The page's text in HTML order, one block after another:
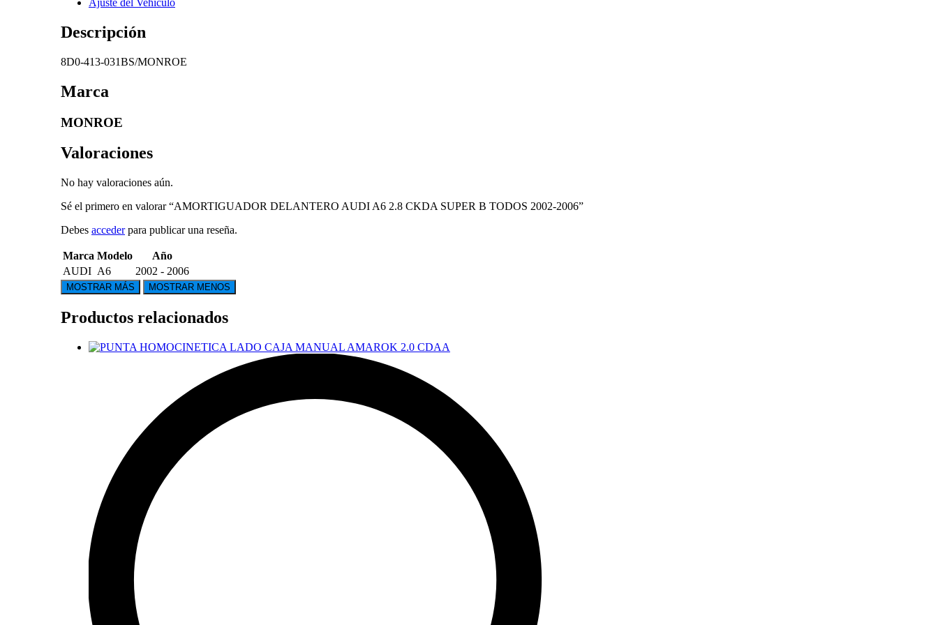
Descripción
8D0-413-031BS/MONROE
Marca
MONROE
Valoraciones
No hay valoraciones aún.
Sé el primero en valorar “AMORTIGUADOR DELANTERO AUDI A6 2.8 CKDA SUPER B TODOS 2002-2006”
Debes accederpara publicar una reseña.
Marca Modelo
Año
AUDI A6 2002 - 2006
Productos relacionados